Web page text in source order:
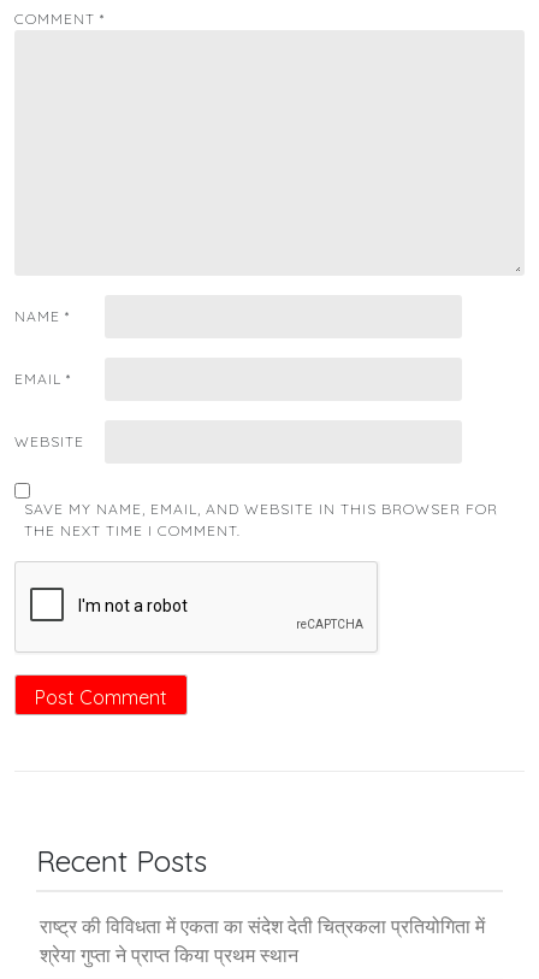
COMMENT *
NAME *
EMAIL *
WEBSITE
SAVE MY NAME, EMAIL, AND WEBSITE IN THIS BROWSER FOR
THE NEXT TIME I COMMENT.
Recent Posts
राष्ट्र की विविधता में एकता का संदेश देती चित्रकला प्रतियोगिता में
श्रेया गुप्ता ने प्राप्त किया प्रथम स्थान